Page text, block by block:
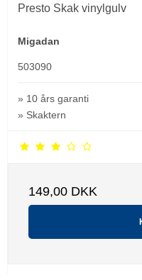
Presto Skak vinylgulv
Migadan
503090
» 10 års garanti
» Skaktern
149,00 DKK